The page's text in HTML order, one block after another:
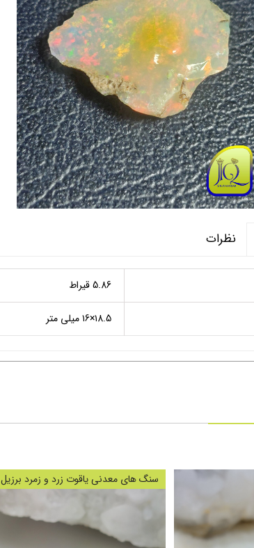
نظرات
5.86 قیراط
۱8.5×۱6 میلی متر
سنگ های معدنی یاقوت زرد و زمرد برزیل